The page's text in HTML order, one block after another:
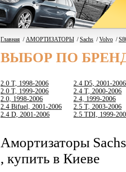
Главная /АМОРТИЗАТОРЫ /Sachs /Volvo /
ВЫБОР ПО
2.0 T, 1998-2006
2.0 T, 1999-2006
2.0, 1998-2006
2.4 Bifuel, 2001-2006
2.4 D, 2001-2006
2.4 D5, 2001-2006
2.4 T, 2000-2006
2.4, 1999-2006
2.5 T, 2003-2006
2.5 TDI, 1999-
Амортизаторы
, купить в Киеве